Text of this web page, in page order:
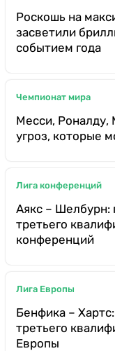
Роскошь на
засветили
событием года
Чемпионат мира
Месси,
угроз, которые
Лига конференций
Аякс – Шелбурн:
третьего
конференций
Лига Европы
Бенфика –
третьего
Европы